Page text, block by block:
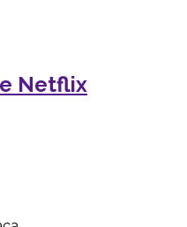
Netflix